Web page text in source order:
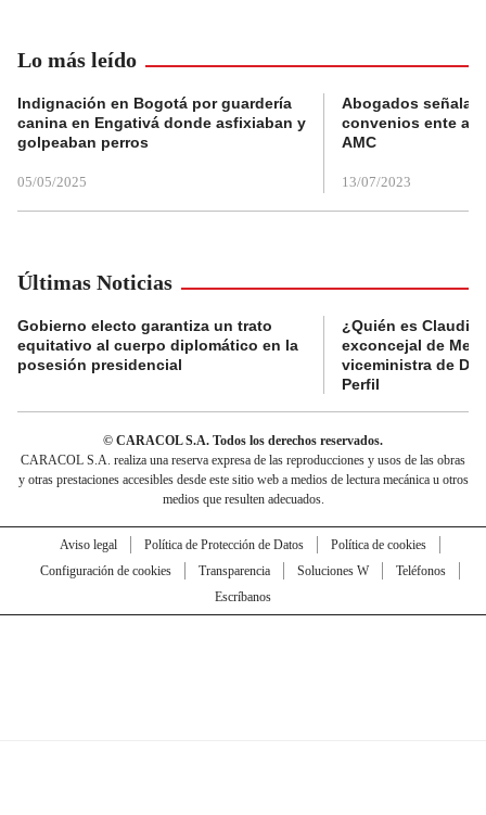
Lo más leído
Indignación en Bogotá por guardería
canina en Engativá donde asfixiaban y
golpeaban perros
05/05/2025
Abogados
convenios ente
AMC
13/07/2023
Últimas Noticias
Gobierno electo garantiza un trato
equitativo al cuerpo diplomático en la
posesión presidencial
¿Quién es Claudia
exconcejal de
viceministra de
Perfil
© CARACOL S.A. Todos los derechos reservados.
CARACOL S.A. realiza una reserva expresa de las reproducciones y usos de las obras
y otras prestaciones accesibles desde este sitio web a medios de lectura mecánica u otros
medios que resulten adecuados.
Aviso legal Política de Protección de Datos
Política de cookies
Configuración de cookies
Transparencia Soluciones W
Teléfonos
Escríbanos